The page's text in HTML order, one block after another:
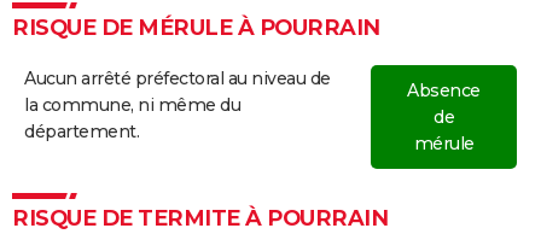
RISQUE DE MÉRULE À POURRAIN
Aucun arrêté préfectoral au niveau de
la commune, ni même du
département.
Absence
de
mérule
RISQUE DE TERMITE À POURRAIN